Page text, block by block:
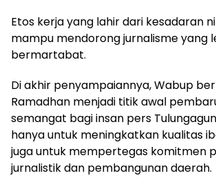
Etos kerja yang lahir dari kesadaran
mampu mendorong jurnalisme yang
bermartabat.
Di akhir penyampaiannya, Wabup
Ramadhan menjadi titik awal
semangat bagi insan pers
hanya untuk meningkatkan kualitas
juga untuk mempertegas komitmen
jurnalistik dan pembangunan daerah.